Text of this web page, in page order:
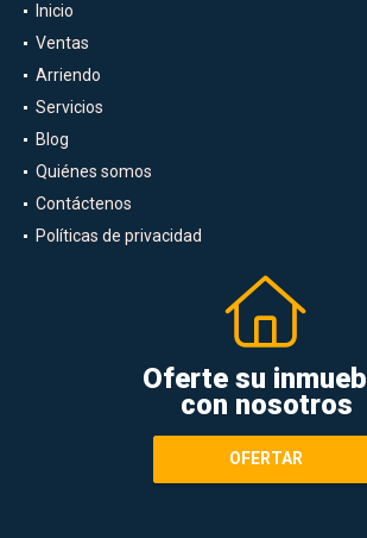
Inicio
Ventas
Arriendo
Servicios
Blog
Quiénes somos
Contáctenos
Políticas de privacidad
Oferte su
con nosotros
OFERTAR